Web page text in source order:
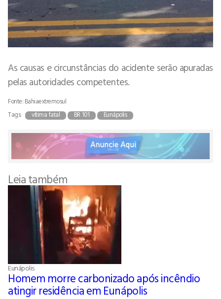
As causas e circunstâncias do acidente serão apuradas
pelas autoridades competentes.
Fonte: Bahiaextremosul
Tags:
vítima fatal BR 101 Eunápolis
Leia também
Eunápolis
Homem morre carbonizado após incêndio
atingir residência em Eunápolis